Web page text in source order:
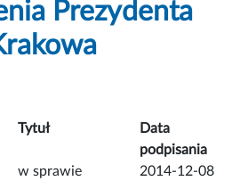
Prezydenta
Tytuł
Data
podpisania
w sprawie
2014-12-08